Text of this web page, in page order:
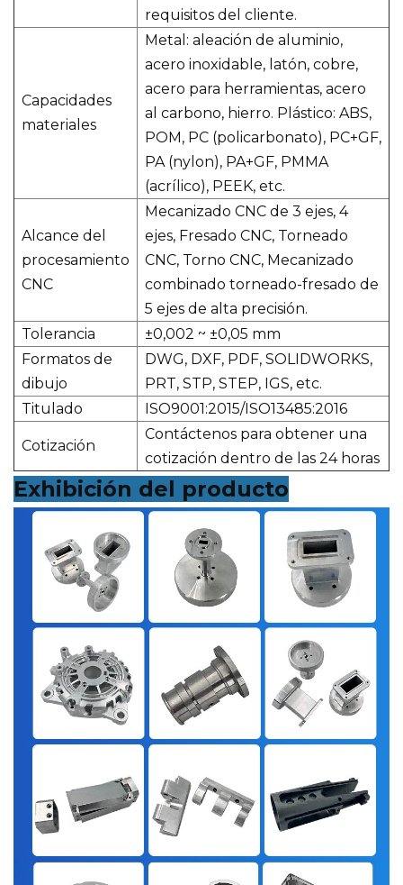
requisitos del cliente.
Capacidades
materiales
Metal: aleación de aluminio,
acero inoxidable, latón, cobre,
acero para herramientas, acero
al carbono, hierro. Plástico: ABS,
POM, PC (policarbonato), PC+GF,
PA (nylon), PA+GF, PMMA
(acrílico), PEEK, etc.
Alcance del
procesamiento
CNC
Mecanizado CNC de 3 ejes, 4
ejes, Fresado CNC, Torneado
CNC, Torno CNC, Mecanizado
combinado torneado-fresado de
5 ejes de alta precisión.
Tolerancia
±0,002 ~ ±0,05 mm
Formatos de
dibujo
DWG, DXF, PDF, SOLIDWORKS,
PRT, STP, STEP, IGS, etc.
Titulado
ISO9001:2015/ISO13485:2016
Cotización
Contáctenos para obtener una
cotización dentro de las 24 horas
Exhibición del producto